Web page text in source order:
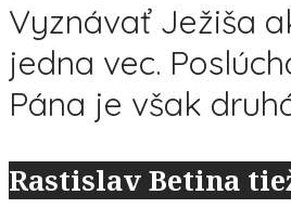
Vyznávať Ježiša
jedna vec.
Pána je však
Rastislav Betina